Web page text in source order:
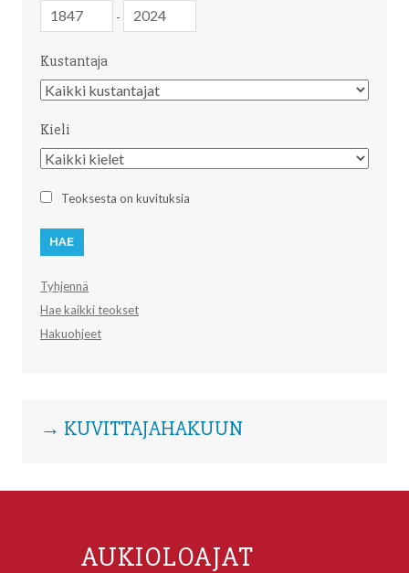
-
Kustantaja
Kustantaja
Kieli
Kieli
Teoksesta on kuvituksia
Tyhjennä
Hae kaikki teokset
Hakuohjeet
→ KUVITTAJAHAKUUN
AUKIOLOAJAT